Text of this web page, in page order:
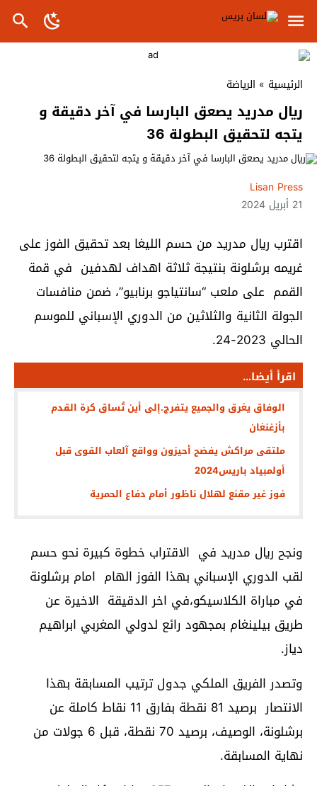
الرئيسية » الرياضة
ريال مدريد يصعق البارسا في آخر دقيقة و
يتجه لتحقيق البطولة 36
Lisan Press
21 أبريل 2024
اقترب ريال مدريد من حسم الليغا بعد تحقيق الفوز على
غريمه برشلونة بنتيجة ثلاثة اهداف لهدفين في قمة
القمم على ملعب “سانتياجو برنابيو”، ضمن منافسات
الجولة الثانية والثلاثين من الدوري الإسباني للموسم
الحالي 2023-24.
اقرأ أيضا...
الوفاق يغرق والجميع يتفرج.إلى أين تُساق كرة القدم
بأزغنغان
ملتقى مراكش يفضح أحيزون وواقع آلعاب القوى قبل
أولمبياد باريس2024
فوز غير مقنع لهلال ناظور أمام دفاع الحمرية
ونجح ريال مدريد في الاقتراب خطوة كبيرة نحو حسم
لقب الدوري الإسباني بهذا الفوز الهام امام برشلونة
في مباراة الكلاسيكو،في اخر الدقيقة الاخيرة عن
طريق بيلينغام بمجهود رائع لدولي المغربي ابراهيم
دياز.
وتصدر الفريق الملكي جدول ترتيب المسابقة بهذا
الانتصار برصيد 81 نقطة بفارق 11 نقاط كاملة عن
برشلونة، الوصيف، برصيد 70 نقطة، قبل 6 جولات من
نهاية المسابقة.